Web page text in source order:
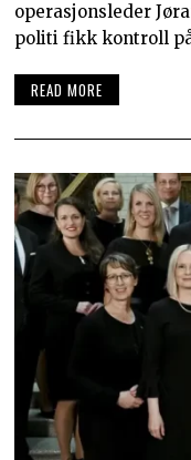
operasjonsleder
politi fikk kontroll
READ MORE